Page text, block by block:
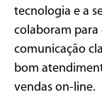
tecnologia e a
colaboram para
comunicação
bom
vendas on-line.